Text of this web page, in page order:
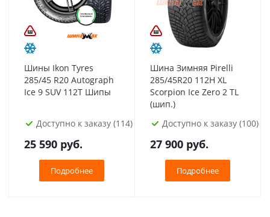
Шины Ikon Tyres
285/45 R20 Autograph
Ice 9 SUV 112T Шипы
Доступно к заказу (114)
25 590 руб.
Подробнее
Шина Зимняя Pirelli
285/45R20 112H XL
Scorpion Ice Zero 2 TL
(шип.)
Доступно к заказу (100)
27 900 руб.
Подробнее